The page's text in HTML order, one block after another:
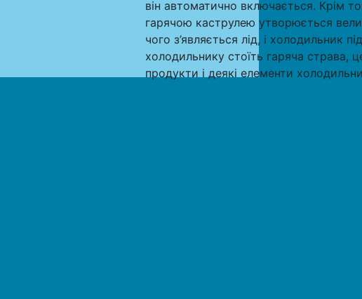
він автоматично включається. Крім
гарячою каструлею утворюється
чого з’являється лід, і холодильник
холодильнику стоїть гаряча страва,
продукти і деякі елементи